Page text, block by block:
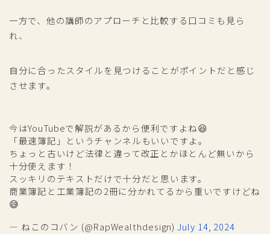
一方で、他の講師のアプローチと比較する口コミも見ら
れ、
自分に合ったスタイルを見つけることがポイントだと感じ
させます。
今はYouTubeで解説があるから便利ですよね😆
「最速簿記」というチャンネルもいいですよ。
ちょっと古いけど法律と違って改正とかほとんど無いから
十分使えます！
スッキリのテキストだけで十分だと思います。
商業簿記と工業簿記の2冊に分かれてるから重いですけどね
😅
— ねこのコバン (@RapWealthdesign)July 14, 2024